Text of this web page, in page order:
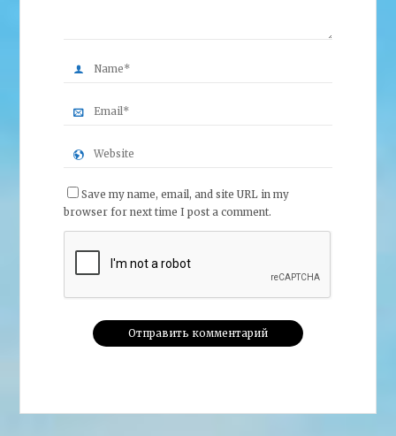
Save my name, email, and site URL in my
browser for next time I post a comment.